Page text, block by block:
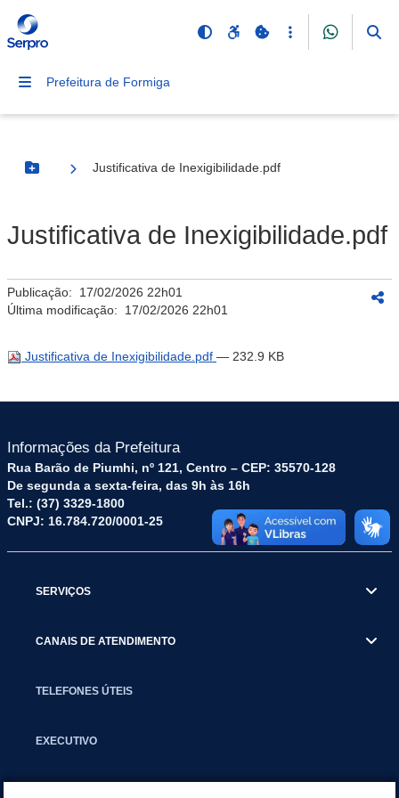
Prefeitura de Formiga
Botão Menu
Justificativa de Inexigibilidade.pdf
Justificativa de Inexigibilidade.pdf
Publicação: 17/02/2026 22h01
Última modificação: 17/02/2026 22h01
Justificativa de Inexigibilidade.pdf — 232.9 KB
Informações da Prefeitura
Rua Barão de Piumhi, nº 121, Centro – CEP: 35570-128
De segunda a sexta-feira, das 9h às 16h
Tel.: (37) 3329-1800
CNPJ: 16.784.720/0001-25
SERVIÇOS
CANAIS DE ATENDIMENTO
TELEFONES ÚTEIS
EXECUTIVO